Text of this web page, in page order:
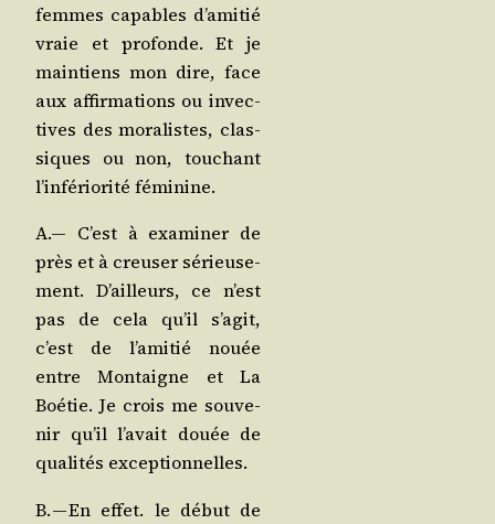
femmes capables d’a­mi­tié
vraie et pro­fonde. Et je
main­tiens mon dire, face
aux affir­ma­tions ou invec­
tives des mora­listes, clas­
siques ou non, tou­chant
l’in­fé­rio­ri­té féminine.
A.— C’est à exa­mi­ner de
près et à creu­ser sérieu­se­
ment. D’ailleurs, ce n’est
pas de cela qu’il s’a­git,
c’est de l’a­mi­tié nouée
entre Mon­taigne et La
Boé­tie. Je crois me sou­ve­
nir qu’il l’a­vait douée de
qua­li­tés exceptionnelles.
B. — En effet. le début de